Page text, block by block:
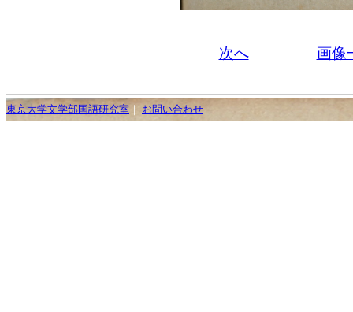
次へ 画像
東京大学文学部国語研究室 お問い合わせ